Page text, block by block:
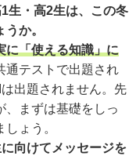
生・高2生は、この冬
か。
に「使える知識」に
通テストで出題され
出題されません。先
、まずは基礎をしっ
ょう。
向けてメッセージを